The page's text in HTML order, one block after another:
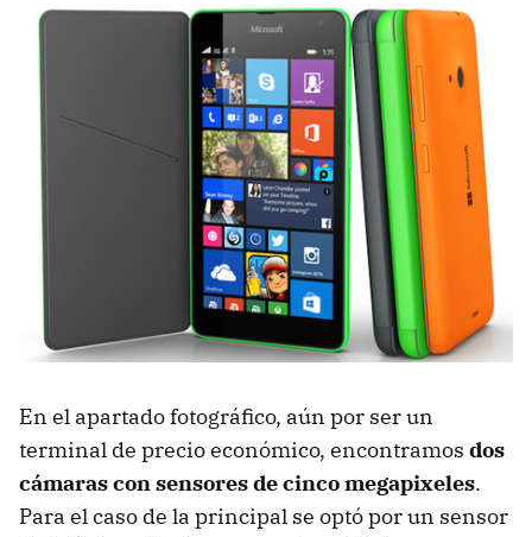
En el apartado fotográfico, aún por ser un
terminal de precio económico, encontramos dos
cámaras con sensores de cinco megapixeles.
Para el caso de la principal se optó por un sensor